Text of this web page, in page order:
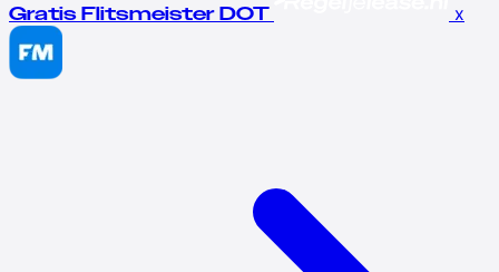
Gratis Flitsmeister DOT x